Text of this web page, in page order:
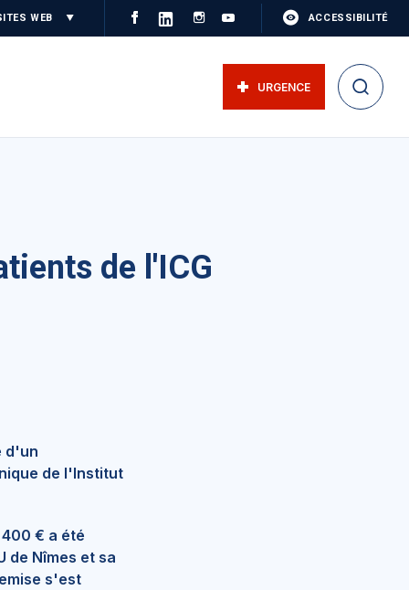
WEB ACCESSIBILITÉ
URGENCE
de l'ICG
d'un
de l'Institut
€ a été
de Nîmes et sa
s'est